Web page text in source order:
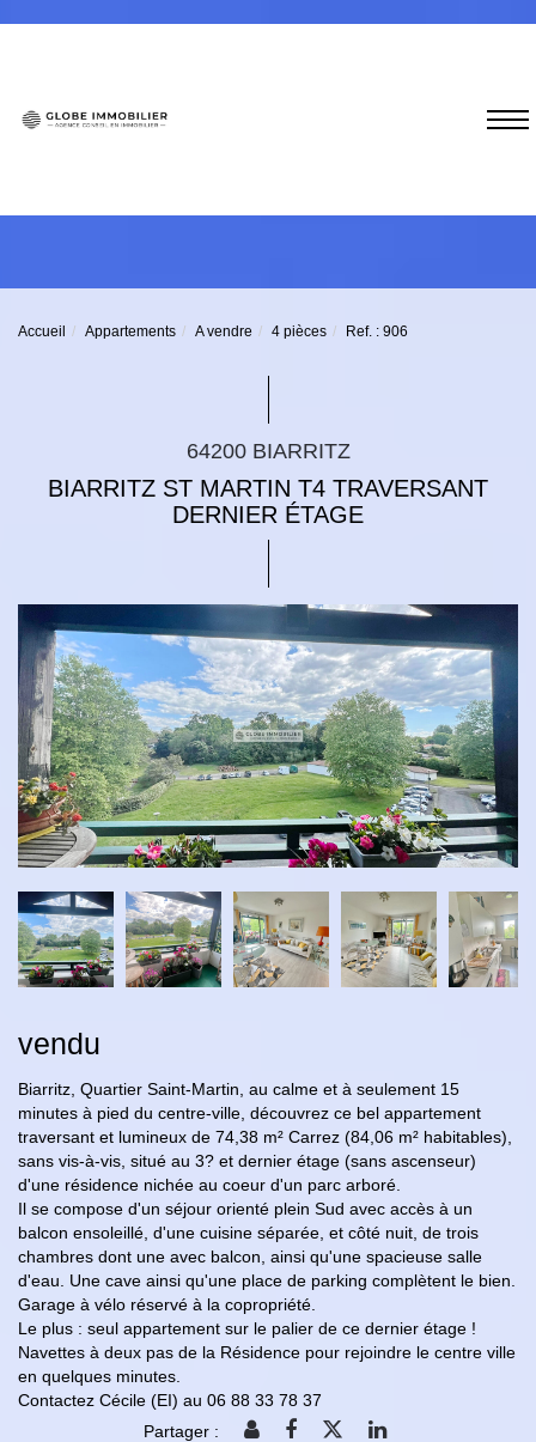
Accueil Appartements A vendre 4 pièces Ref. : 906
64200 BIARRITZ
BIARRITZ ST MARTIN T4 TRAVERSANT
DERNIER ÉTAGE
vendu
Biarritz, Quartier Saint-Martin, au calme et à seulement 15
minutes à pied du centre-ville, découvrez ce bel appartement
traversant et lumineux de 74,38 m² Carrez (84,06 m² habitables),
sans vis-à-vis, situé au 3? et dernier étage (sans ascenseur)
d'une résidence nichée au coeur d'un parc arboré.
Il se compose d'un séjour orienté plein Sud avec accès à un
balcon ensoleillé, d'une cuisine séparée, et côté nuit, de trois
chambres dont une avec balcon, ainsi qu'une spacieuse salle
d'eau. Une cave ainsi qu'une place de parking complètent le bien.
Garage à vélo réservé à la copropriété.
Le plus : seul appartement sur le palier de ce dernier étage !
Navettes à deux pas de la Résidence pour rejoindre le centre ville
en quelques minutes.
Contactez Cécile (EI) au 06 88 33 78 37
Partager :